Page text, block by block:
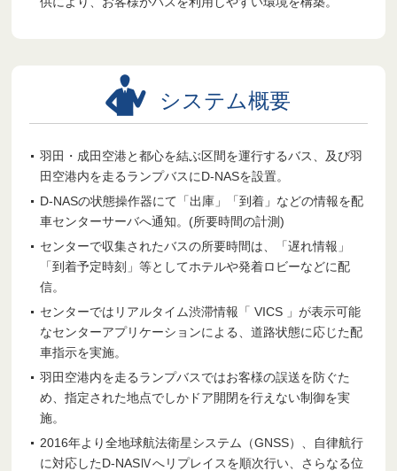
システム概要
羽田・成田空港と都心を結ぶ区間を運行するバス、及び羽
田空港内を走るランプバスにD-NASを設置。
D-NASの状態操作器にて「出庫」「到着」などの情報を配
車センターサーバへ通知。(所要時間の計測)
センターで収集されたバスの所要時間は、「遅れ情報」
「到着予定時刻」等としてホテルや発着ロビーなどに配
信。
センターではリアルタイム渋滞情報「 VICS 」が表示可能
なセンターアプリケーションによる、道路状態に応じた配
車指示を実施。
羽田空港内を走るランプバスではお客様の誤送を防ぐた
め、指定された地点でしかドア開閉を行えない制御を実
施。
2016年より全地球航法衛星システム（GNSS）、自律航行
に対応したD-NASⅣへリプレイスを順次行い、さらなる位